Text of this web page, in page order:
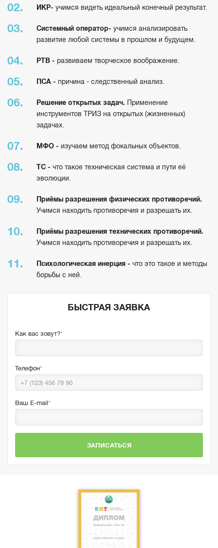
ИКР- учимся видеть идеальный конечный результат.
Системный оператор- учимся анализировать
развитие любой системы в прошлом и будущем.
РТВ - развиваем творческое воображение.
ПСА - причина - следственный анализ.
Решение открытых задач. Применение
инструментов ТРИЗ на открытых (жизненных)
задачах.
МФО - изучаем метод фокальных объектов.
ТС - что такое техническая система и пути её
эволюции.
Приёмы разрешения физических противоречий.
Учимся находить противоречия и разрешать их.
Приёмы разрешения технических противоречий.
Учимся находить противоречия и разрешать их.
Психологическая инерция - что это такое и методы
борьбы с ней.
БЫСТРАЯ ЗАЯВКА
Как вас зовут?
Телефон
Ваш E-mail
ЗАПИСАТЬСЯ